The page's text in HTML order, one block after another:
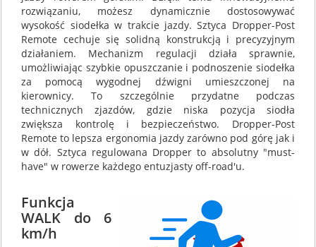
rozwiązaniu, możesz dynamicznie dostosowywać
wysokość siodełka w trakcie jazdy. Sztyca Dropper-Post
Remote cechuje się solidną konstrukcją i precyzyjnym
działaniem. Mechanizm regulacji działa sprawnie,
umożliwiając szybkie opuszczanie i podnoszenie siodełka
za pomocą wygodnej dźwigni umieszczonej na
kierownicy. To szczególnie przydatne podczas
technicznych zjazdów, gdzie niska pozycja siodła
zwiększa kontrolę i bezpieczeństwo. Dropper-Post
Remote to lepsza ergonomia jazdy zarówno pod górę jak i
w dół. Sztyca regulowana Dropper to absolutny "must-
have" w rowerze każdego entuzjasty off-road'u.
Funkcja
WALK do 6
km/h